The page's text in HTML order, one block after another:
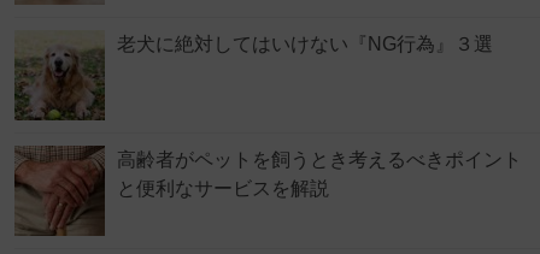
老犬に絶対してはいけない『NG行為』３選
高齢者がペットを飼うとき考えるべきポイント
と便利なサービスを解説